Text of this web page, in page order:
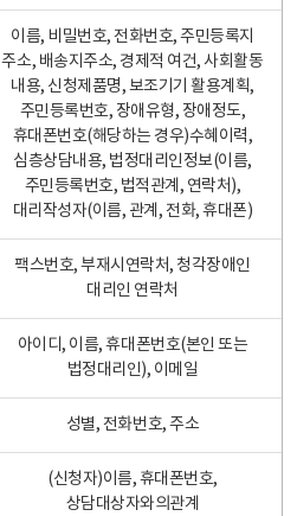
이름, 비밀번호, 전화번호, 주민등록지
주소, 배송지주소, 경제적 여건, 사회활동
내용, 신청제품명, 보조기기 활용계획,
주민등록번호, 장애유형, 장애정도,
휴대폰번호(해당하는 경우)수혜이력,
심층상담내용, 법정대리인정보(이름,
주민등록번호, 법적관계, 연락처),
대리작성자(이름, 관계, 전화, 휴대폰)
팩스번호, 부재시연락처, 청각장애인
대리인 연락처
아이디, 이름, 휴대폰번호(본인 또는
법정대리인), 이메일
성별, 전화번호, 주소
(신청자)이름, 휴대폰번호,
상담대상자와의관계